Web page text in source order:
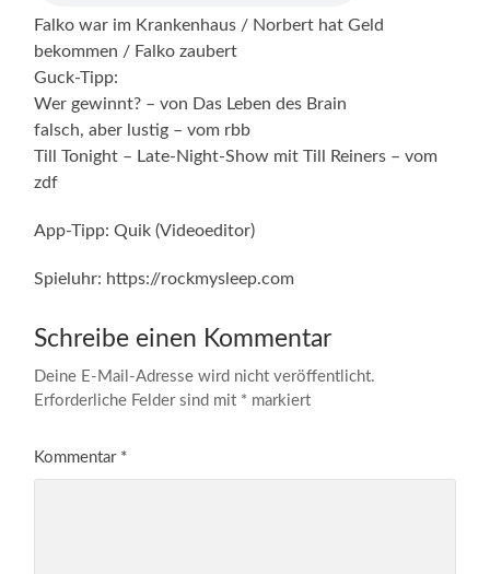
Falko war im Krankenhaus / Norbert hat Geld
bekommen / Falko zaubert
Guck-Tipp:
Wer gewinnt? – von Das Leben des Brain
falsch, aber lustig – vom rbb
Till Tonight – Late-Night-Show mit Till Reiners – vom
zdf
App-Tipp: Quik (Videoeditor)
Spieluhr: https://rockmysleep.com
Schreibe einen Kommentar
Deine E-Mail-Adresse wird nicht veröffentlicht.
Erforderliche Felder sind mit * markiert
Kommentar *